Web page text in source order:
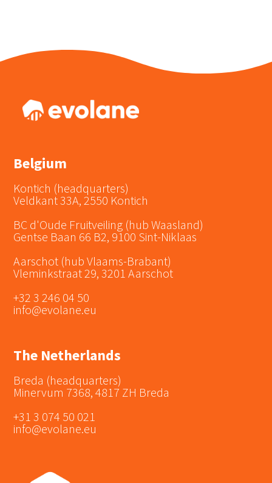
Belgium
Kontich (headquarters)
Veldkant 33A, 2550 Kontich
BC d'Oude Fruitveiling (hub Waasland)
Gentse Baan 66 B2, 9100 Sint-Niklaas
Aarschot (hub Vlaams-Brabant)
Vleminkstraat 29, 3201 Aarschot
+32 3 246 04 50
info@evolane.eu
The Netherlands
Breda (headquarters)
Minervum 7368, 4817 ZH Breda
+31 3 074 50 021
info@evolane.eu